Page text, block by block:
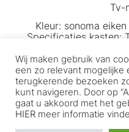
Tv-
Kleur: sonoma
Specificaties kasten:
TOEVOEGEN
Klantenservice
Wij maken gebruik van
een zo relevant mogelijke
terugkerende bezoeken
kunt navigeren. Door op
gaat u akkoord met het
HIER meer informatie